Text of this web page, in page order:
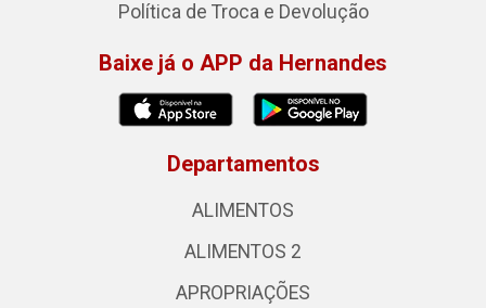
Política de Troca e Devolução
Baixe já o APP da Hernandes
Departamentos
ALIMENTOS
ALIMENTOS 2
APROPRIAÇÕES